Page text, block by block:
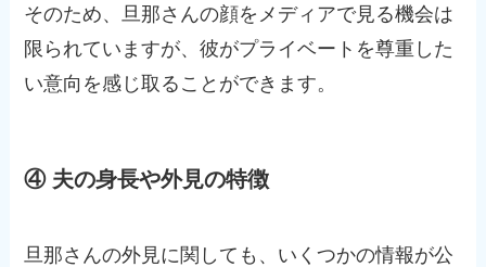
そのため、旦那さんの顔をメディアで見る機会は
限られていますが、彼がプライベートを尊重した
い意向を感じ取ることができます。
④ 夫の身長や外見の特徴
旦那さんの外見に関しても、いくつかの情報が公